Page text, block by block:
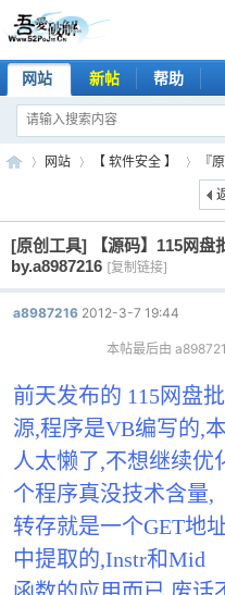
网站 新帖 帮助
吾
爱
»
网站
›
【 软件安全 】
›
『
[原创工具]
【源码】115网
by.a8987216 [复制链接]
a8987216 2012-3-7 19:44
本帖最后由
前天发布的 115网盘
源,程序是VB编写的,本
人太懒了,不想继续优
个程序真没技术含量,
转存就是一个GET地
中提取的,Instr和Mid